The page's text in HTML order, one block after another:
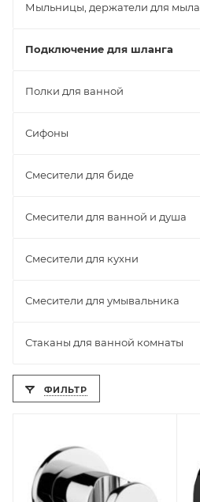
Мыльницы, держатели для мыла
Подключение для шланга
Полки для ванной
Сифоны
Смесители для биде
Смесители для ванной и душа
Смесители для кухни
Смесители для умывальника
Стаканы для ванной комнаты
ФИЛЬТР